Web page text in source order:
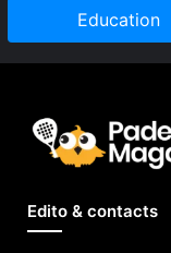
Education
Edito & contacts